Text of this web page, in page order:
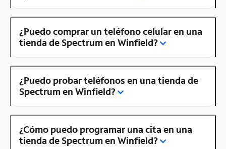
¿Puedo comprar un teléfono celular en una
tienda de Spectrum en Winfield?
¿Puedo probar teléfonos en una tienda de
Spectrum en Winfield?
¿Cómo puedo programar una cita en una
tienda de Spectrum en Winfield?